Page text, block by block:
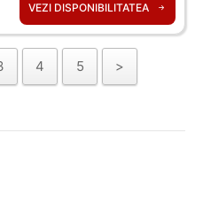
VEZI DISPONIBILITATEA
4 5 >